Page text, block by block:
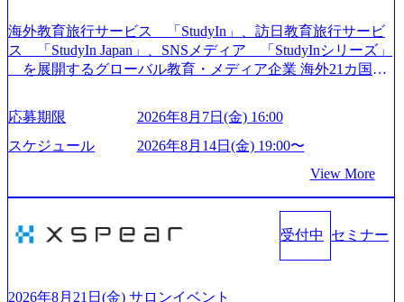
の736名（2024年1月）に到達。上場を目指し、さらに採用
のスピードを上げている。 人にフォーカスをして急成長す
る唯一無二のコンサルティングファーム【株式会社ノース
サンド 執行役員新山氏、庄司氏インタビュー】 (https://my-vi
2015年に設立され、前年比205%の売上成長を遂げるなど、
急速な成長を遂げている。 ​ 新規事業立案から業務改革、IT
戦略立案、IT導入までをワンストップで提供するコンサル
ティングファームである。 ​- 2025年1月時点で従業員数1,209
名を擁し、事業拡大を続けている。 「人」にフォーカスを
当てたコンサルティング会社として、社員の人間力を強み
としたサービスを提供している。 ​- - 2018年から6年連続で
ティングファームやSIer、事業会社出身者など、多様な経歴
海外教育旅行サービス 「StudyIn」、訪日教育旅行サービ
ス 「StudyIn Japan」、SNSメディア 「StudyInシリーズ」
を展開するグローバル教育・メディア企業 海外21カ国と
育支援サービスを提供している 動画メディア事業を基盤と
して、留学支援・訪日教育旅行・SNSマーケティング事業
を展開している Mission:より多くの人に、グローバルという
ラになる Value： INTEGRITY誠実であろう 素直に心を開い
て伝える、自責かつ利他の精神で動く、謙虚な姿勢でウソ
る、失敗を恐れずにふみだす、執着心をもって没頭する O
WNERSHIP当事者であろう みずから決めてみずから動く、
だわろう 今すぐ決める、すばやく動く、まず成果物をだす
応募期限
2026年8月7日(金) 16:00
スケジュール
2026年8月14日(金) 19:00〜
View More
受付中 セミナー
2026年8月21日(金) サロンイベント